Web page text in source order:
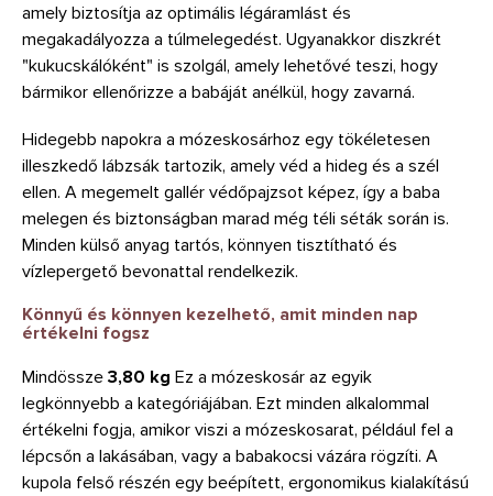
amely biztosítja az optimális légáramlást és
megakadályozza a túlmelegedést. Ugyanakkor diszkrét
"kukucskálóként" is szolgál, amely lehetővé teszi, hogy
bármikor ellenőrizze a babáját anélkül, hogy zavarná.
Hidegebb napokra a mózeskosárhoz egy tökéletesen
illeszkedő lábzsák tartozik, amely véd a hideg és a szél
ellen. A megemelt gallér védőpajzsot képez, így a baba
melegen és biztonságban marad még téli séták során is.
Minden külső anyag tartós, könnyen tisztítható és
vízlepergető bevonattal rendelkezik.
Könnyű és könnyen kezelhető, amit minden nap
értékelni fogsz
Mindössze 3,80 kg Ez a mózeskosár az egyik
legkönnyebb a kategóriájában. Ezt minden alkalommal
értékelni fogja, amikor viszi a mózeskosarat, például fel a
lépcsőn a lakásában, vagy a babakocsi vázára rögzíti. A
kupola felső részén egy beépített, ergonomikus kialakítású